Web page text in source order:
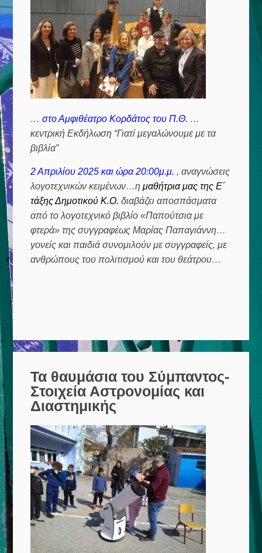
…στο Αμφιθέατρο Κορδάτος του Π.Θ. …
κεντρική Εκδήλωση “Γιατί μεγαλώνουμε με τα
βιβλία”
2 Απριλίου 2025 και ώρα 20:00μ.μ. , αναγνώσεις
λογοτεχνικών κειμένων…ημαθήτρια μας της Ε΄
τάξης Δημοτικού Κ.Ο. διαβάζει αποσπάσματα
από το λογοτεχνικό βιβλίο «Παπούτσια με
φτερά» της συγγραφέως Μαρίας Παπαγιάννη…
γονείς και παιδιά συνομιλούν με συγγραφείς, με
ανθρώπους του πολιτισμού και του θεάτρου…
Τα θαυμάσια του Σύμπαντος-
Στοιχεία Αστρονομίας και
Διαστημικής